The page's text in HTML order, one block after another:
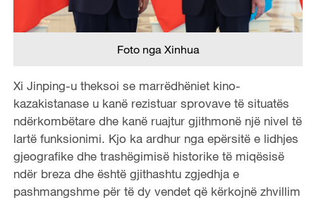
Foto nga Xinhua
Xi Jinping-u theksoi se marrëdhëniet kino-
kazakistanase u kanë rezistuar sprovave të situatës
ndërkombëtare dhe kanë ruajtur gjithmonë një nivel të
lartë funksionimi. Kjo ka ardhur nga epërsitë e lidhjes
gjeografike dhe trashëgimisë historike të miqësisë
ndër breza dhe është gjithashtu zgjedhja e
pashmangshme për të dy vendet që kërkojnë zhvillim